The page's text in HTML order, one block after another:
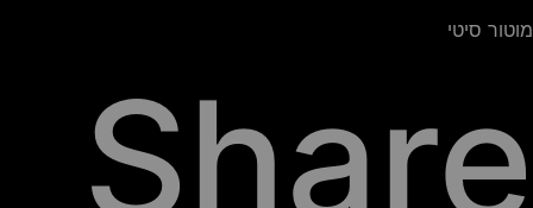
מוטור סיטי
Share